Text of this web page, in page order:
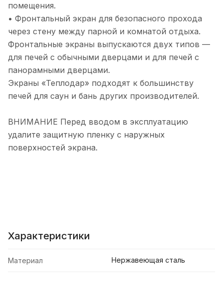
помещения.
• Фронтальный экран для безопасного прохода
через стену между парной и комнатой отдыха.
Фронтальные экраны выпускаются двух типов —
для печей с обычными дверцами и для печей с
панорамными дверцами.
Экраны «Теплодар» подходят к большинству
печей для саун и бань других производителей.
ВНИМАНИЕ Перед вводом в эксплуатацию
удалите защитную пленку с наружных
поверхностей экрана.
Характеристики
Материал Нержавеющая сталь